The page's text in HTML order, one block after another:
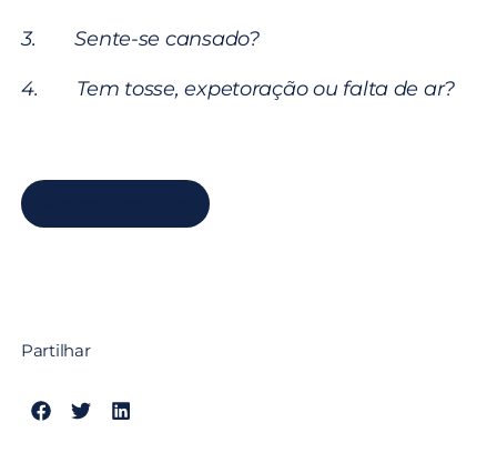
3. Sente-se cansado?
4. Tem tosse, expetoração ou falta de ar?
Partilhar